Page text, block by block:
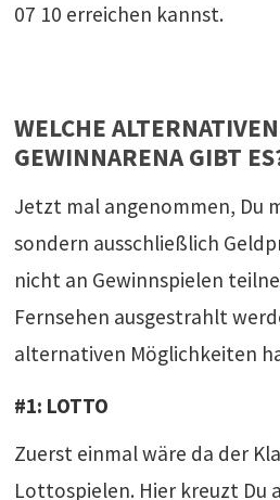
07 10 erreichen kannst.
WELCHE
GEWINNARENA GIBT
Jetzt mal angenommen, Du
sondern ausschließlich
nicht an Gewinnspielen
Fernsehen ausgestrahlt
alternativen Möglichkeiten
#1: LOTTO
Zuerst einmal wäre da der
Lottospielen. Hier kreuzt Du